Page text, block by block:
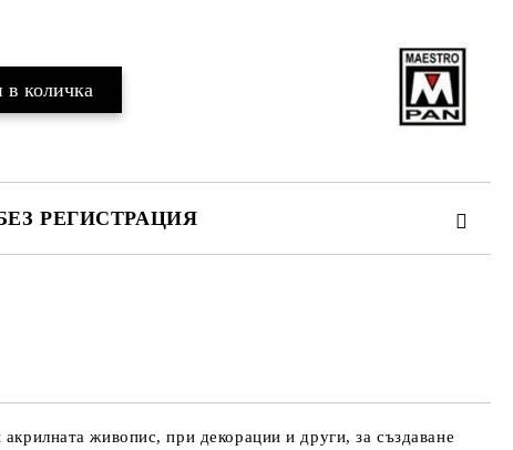
РЕГИСТРАЦИЯ
живопис, при декорации и други, за създаване